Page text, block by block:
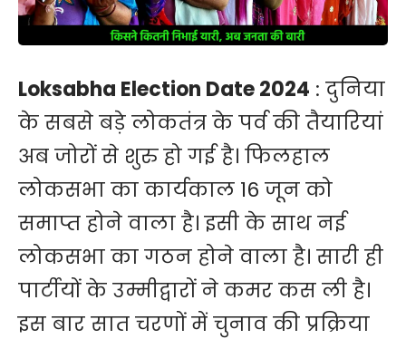
Loksabha Election Date 2024 : दुनिया
के सबसे बड़े लोकतंत्र के पर्व की तैयारियां
अब जोरों से शुरु हो गई है। फिलहाल
लोकसभा का कार्यकाल 16 जून को
समाप्त होने वाला है। इसी के साथ नई
लोकसभा का गठन होने वाला है। सारी ही
पार्टीयों के उम्मीद्वारों ने कमर कस ली है।
इस बार सात चरणों में चुनाव की प्रक्रिया